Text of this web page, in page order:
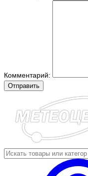
Комментарий:
Отправить